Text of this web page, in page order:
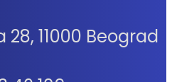
28, 11000 Beograd